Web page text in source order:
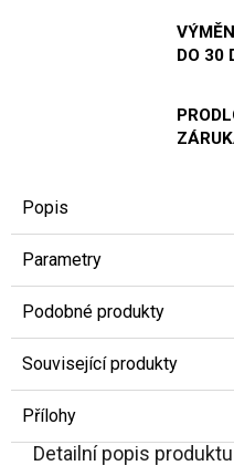
DO 30
Popis
Parametry
Podobné produkty
Související produkty
Přílohy
Detailní popis produktu